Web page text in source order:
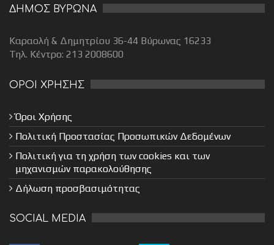
ΔΗΜΟΣ ΒΥΡΩΝΑ
Καραολή & Δημητρίου 36-44 Βύρωνας 16233
Τηλ. Κέντρο: 213 2008600
ΟΡΟΙ ΧΡΗΣΗΣ
Όροι Χρήσης
Πολιτική Προστασίας Προσωπικών Δεδομένων
Πολιτική για τη χρήση των cookies και των
μηχανισμών παρακολούθησης
Δήλωση προσβασιμότητας
SOCIAL MEDIA